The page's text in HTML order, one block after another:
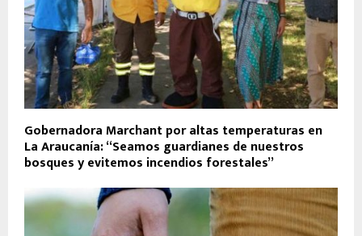
Gobernadora Marchant por altas temperaturas en
La Araucanía: “Seamos guardianes de nuestros
bosques y evitemos incendios forestales”